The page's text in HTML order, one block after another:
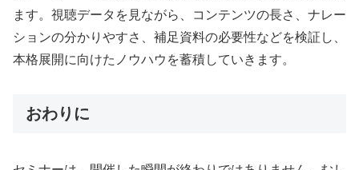
ます。視聴データを見ながら、コンテンツの長さ、ナレー
ションの分かりやすさ、補足資料の必要性などを検証し、
本格展開に向けたノウハウを蓄積していきます。
おわりに